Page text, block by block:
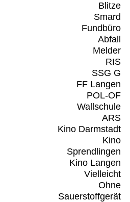
Blitze
Smard
Fundbüro
Abfall
Melder
RIS
SSG G
FF Langen
POL-OF
Wallschule
ARS
Kino Darmstadt
Kino
Sprendlingen
Kino Langen
Vielleicht
Ohne
Sauerstoffgerät